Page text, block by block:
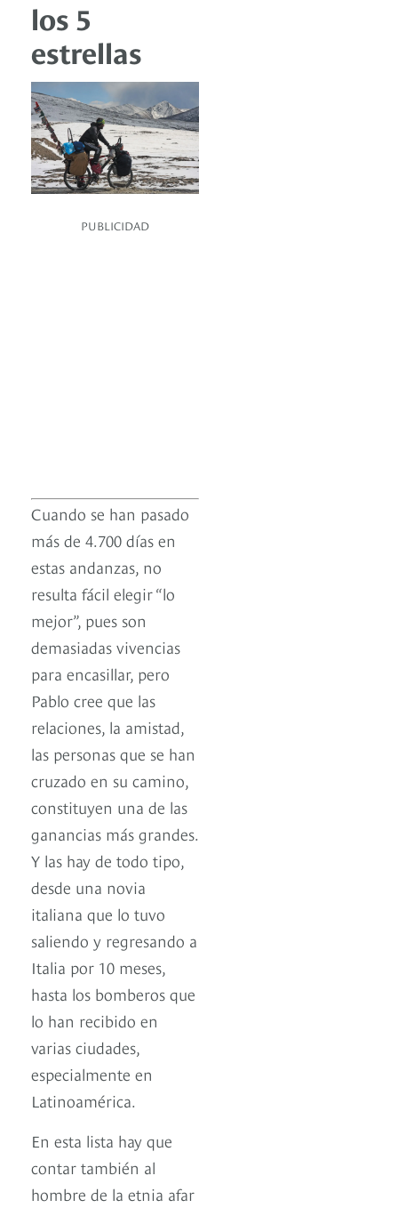
los 5
estrellas
PUBLICIDAD
Cuando se han pasado
más de 4.700 días en
estas andanzas, no
resulta fácil elegir “lo
mejor”, pues son
demasiadas vivencias
para encasillar, pero
Pablo cree que las
relaciones, la amistad,
las personas que se han
cruzado en su camino,
constituyen una de las
ganancias más grandes.
Y las hay de todo tipo,
desde una novia
italiana que lo tuvo
saliendo y regresando a
Italia por 10 meses,
hasta los bomberos que
lo han recibido en
varias ciudades,
especialmente en
Latinoamérica.
En esta lista hay que
contar también al
hombre de la etnia afar